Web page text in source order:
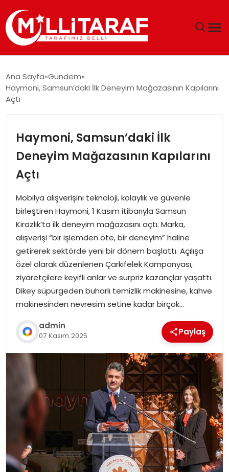
ÖZEL SAYFALAR
EKONOMI
SPOR
SIYASET
MAGAZIN
Ana Sayfa Gündem
Haymoni, Samsun’daki İlk Deneyim Mağazasının Kapılarını
Açtı
Haymoni, Samsun’daki İlk
Deneyim Mağazasının Kapılarını
Açtı
Mobilya alışverişini teknoloji, kolaylık ve güvenle
birleştiren Haymoni, 1 Kasım itibarıyla Samsun
Kirazlık’ta ilk deneyim mağazasını açtı. Marka,
alışverişi “bir işlemden öte, bir deneyim” haline
getirerek sektörde yeni bir dönem başlattı. Açılışa
özel olarak düzenlenen Çarkıfelek Kampanyası,
ziyaretçilere keyifli anlar ve sürpriz kazançlar yaşattı.
Dikey süpürgeden buharlı temizlik makinesine, kahve
makinesinden nevresim setine kadar birçok…
admin
07 Kasım 2025 Paylaş